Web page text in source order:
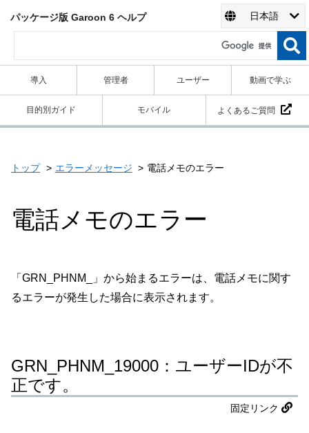
パッケージ版 Garoon 6 ヘルプ 日本語
導入 管理者 ユーザー 動画で学ぶ
目的別ガイド モバイル よくあるご質問
トップ エラーメッセージ 電話メモのエラー
電話メモのエラー
「GRN_PHNM_」から始まるエラーは、電話メモに関す
るエラーが発生した場合に表示されます。
GRN_PHNM_19000：ユーザーIDが不
正です。
固定リンク